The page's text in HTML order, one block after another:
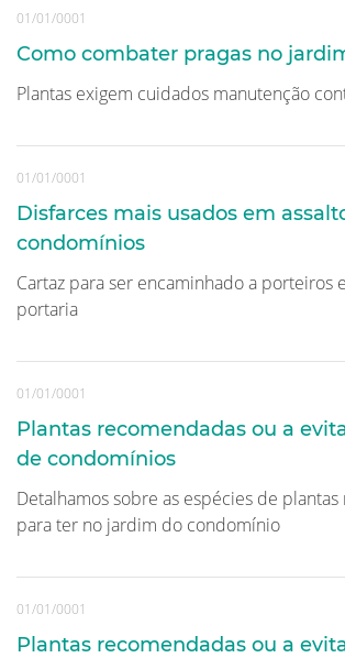
01/01/0001
Como combater pragas no
Plantas exigem cuidados manutenção
01/01/0001
Disfarces mais usados em
condomínios
Cartaz para ser encaminhado a porteiros
portaria
01/01/0001
Plantas recomendadas ou a
de condomínios
Detalhamos sobre as espécies de
para ter no jardim do condomínio
01/01/0001
Plantas recomendadas ou a